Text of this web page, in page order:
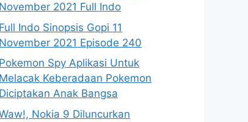
November 2021 Full Indo
Full Indo Sinopsis Gopi 11
November 2021 Episode 240
Pokemon Spy Aplikasi Untuk
Melacak Keberadaan Pokemon
Diciptakan Anak Bangsa
Nokia 9 Diluncurkan